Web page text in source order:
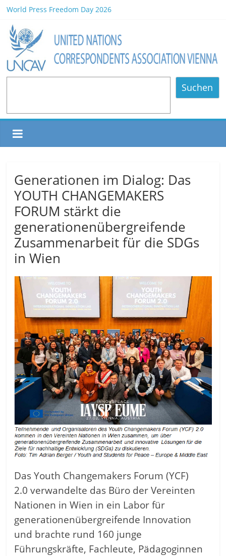
World Press Freedom Day 2026
Environmental Protection/Art Exhibition Held in UNOV
Africa Day 2026 A Continent of Strength, Diversity, and Future
Opportunities
NOMINATED PARTICIPANTS – Vienna, 20.06.2026
80 Years of Diplomatic Relations between Austria and the
Suchen
Generationen im Dialog: Das
YOUTH CHANGEMAKERS
FORUM stärkt die
generationenübergreifende
Zusammenarbeit für die SDGs
in Wien
Das Youth Changemakers Forum (YCF)
2.0 verwandelte das Büro der Vereinten
Nationen in Wien in ein Labor für
generationenübergreifende Innovation
und brachte rund 160 junge
Führungskräfte, Fachleute, Pädagoginnen